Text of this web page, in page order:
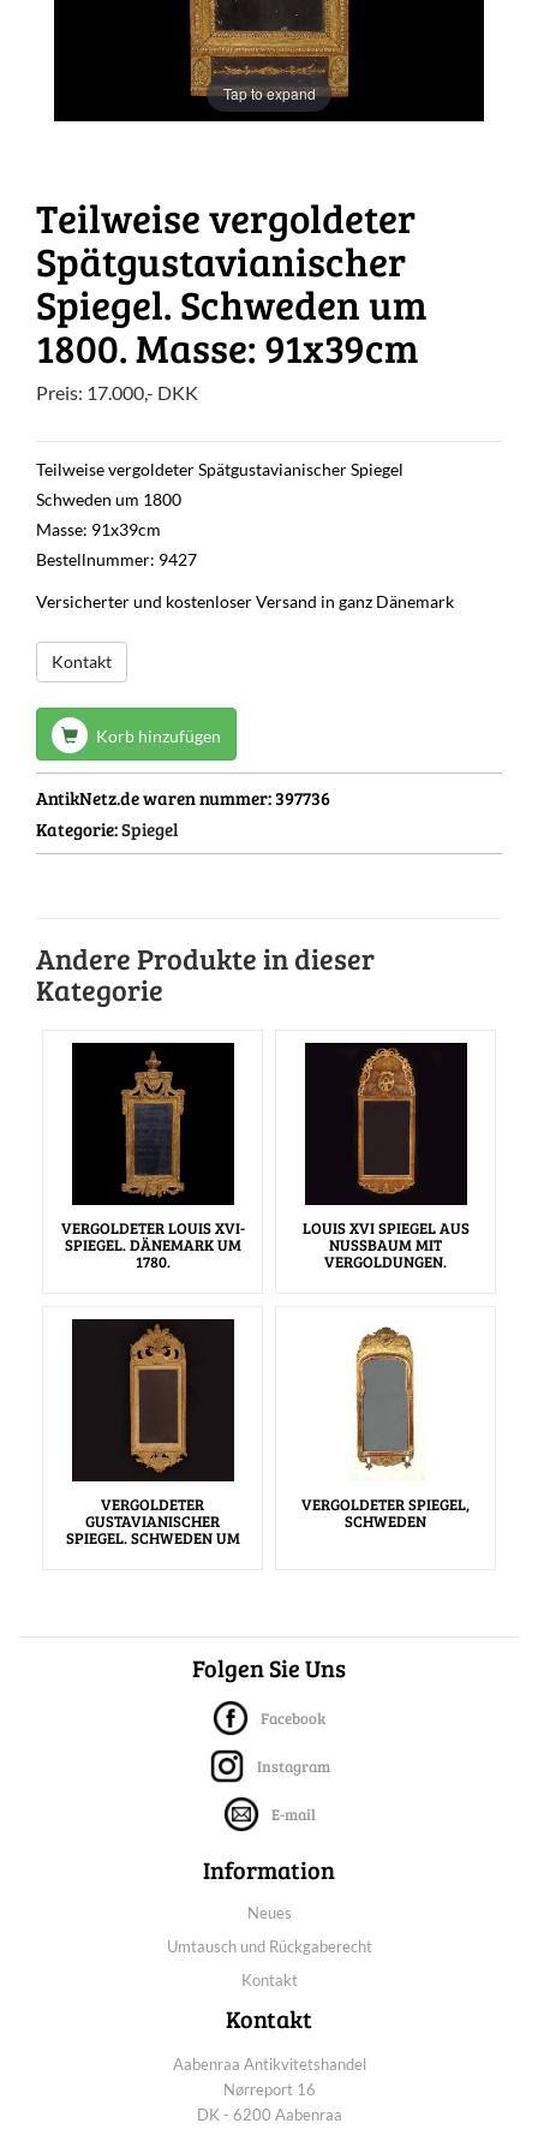
Tap to expand
Teilweise vergoldeter
Spätgustavianischer
Spiegel. Schweden um
1800. Masse: 91x39cm
Preis: 17.000,- DKK
Teilweise vergoldeter Spätgustavianischer Spiegel
Schweden um 1800
Masse: 91x39cm
Bestellnummer: 9427
Versicherter und kostenloser Versand in ganz Dänemark
Kontakt
Korb hinzufügen
AntikNetz.de waren nummer:397736
Kategorie:Spiegel
Andere Produkte in dieser
Kategorie
VERGOLDETER LOUIS XVI-
SPIEGEL. DÄNEMARK UM
1780.
LOUIS XVI SPIEGEL AUS
NUSSBAUM MIT
VERGOLDUNGEN.
VERGOLDETER
GUSTAVIANISCHER
SPIEGEL. SCHWEDEN UM
VERGOLDETER SPIEGEL,
SCHWEDEN
Folgen Sie Uns
Facebook
Instagram
E-mail
Information
Neues
Umtausch und Rückgaberecht
Kontakt
Kontakt
Aabenraa Antikvitetshandel
Nørreport 16
DK - 6200 Aabenraa